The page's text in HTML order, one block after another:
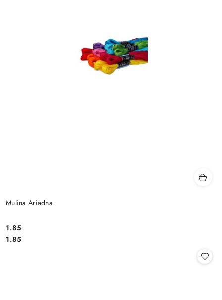
Mulina Ariadna
Cena:
1.85
Cena:
1.85